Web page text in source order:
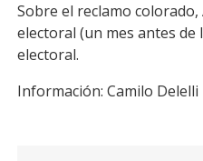
Sobre el reclamo
electoral (un mes antes de
electoral.
Información: Camilo Delelli